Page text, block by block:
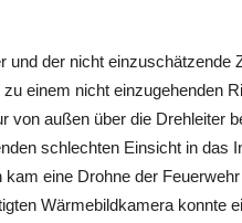
und der nicht einzuschätzende
einem nicht einzugehenden
von außen über die Drehleiter
schlechten Einsicht in das
eine Drohne der
Wärmebildkamera konnte